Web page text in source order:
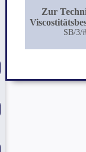
Zur
SB/3/#